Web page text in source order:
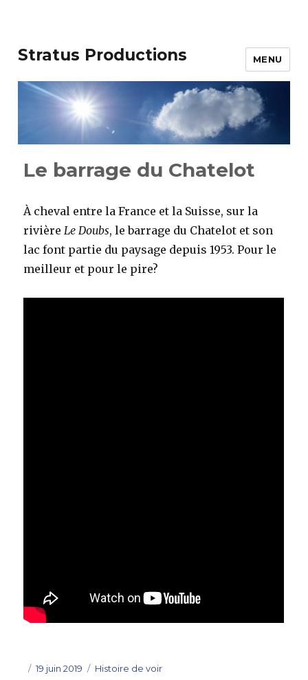
Stratus Productions MENU
Le barrage du Chatelot
À cheval entre la France et la Suisse, sur la
rivièreLe Doubs, le barrage du Chatelot et son
lac font partie du paysage depuis 1953. Pour le
meilleur et pour le pire?
Publié
19 juin 2019 Catégories
Histoire de voir